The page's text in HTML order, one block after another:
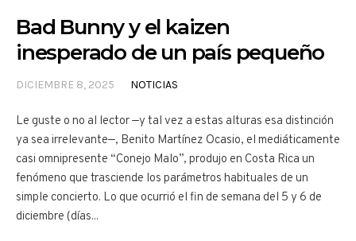
Bad Bunny y el kaizen
inesperado de un país pequeño
DICIEMBRE 8, 2025 NOTICIAS
Le guste o no al lector —y tal vez a estas alturas esa distinción
ya sea irrelevante—, Benito Martínez Ocasio, el mediáticamente
casi omnipresente “Conejo Malo”, produjo en Costa Rica un
fenómeno que trasciende los parámetros habituales de un
simple concierto. Lo que ocurrió el fin de semana del 5 y 6 de
diciembre (días...